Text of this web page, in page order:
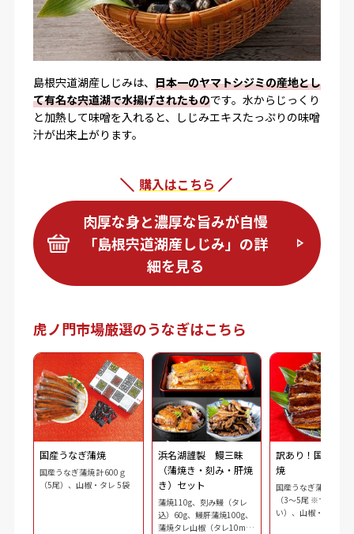
島根宍道湖産しじみは、 日本一のヤマトシジミの産地とし
て有名な宍道湖で水揚げされたものです。水からじっくり
と加熱して味噌を入れると、しじみエキスたっぷりの味噌
汁が出来上がります。
購入はこちら
肉厚な身と濃厚な旨みが自慢
「島根宍道湖産しじみ」の詳
細を見る
虎ノ門市場厳選のうなぎはこちら
国産うなぎ蒲焼
国産うなぎ蒲焼 計600ｇ
（5尾）、山椒・タレ 5袋
浜名湖謹製 鰻三昧
（蒲焼き・刻み・肝焼
き）セット
蒲焼110g、刻み鰻（タレ
込）60g、鰻肝蒲焼100g、
蒲焼タレ山椒（タレ10ml
訳あり！国産う
焼
国産うなぎ蒲焼 計
（3～5尾 ※サイズ不
い）、山椒・タレ 5袋